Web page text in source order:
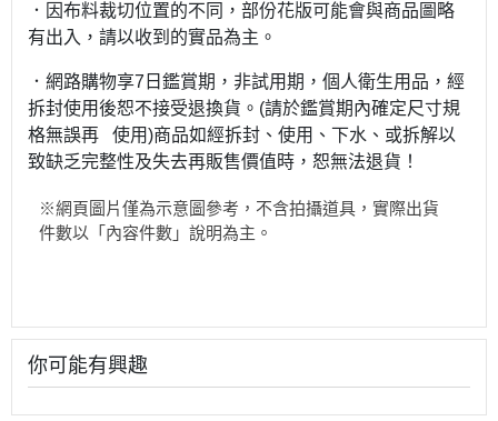
．因布料裁切位置的不同，部份花版可能會與商品圖略
有出入，請以收到的實品為主。
．網路購物享7日鑑賞期，非試用期，個人衛生用品，經
拆封使用後恕不接受退換貨。(請於鑑賞期內確定尺寸規
格無誤再 使用)商品如經拆封、使用、下水、或拆解以
致缺乏完整性及失去再販售價值時，恕無法退貨！
※網頁圖片僅為示意圖參考，不含拍攝道具，實際出貨
件數以「內容件數」說明為主。
你可能有興趣